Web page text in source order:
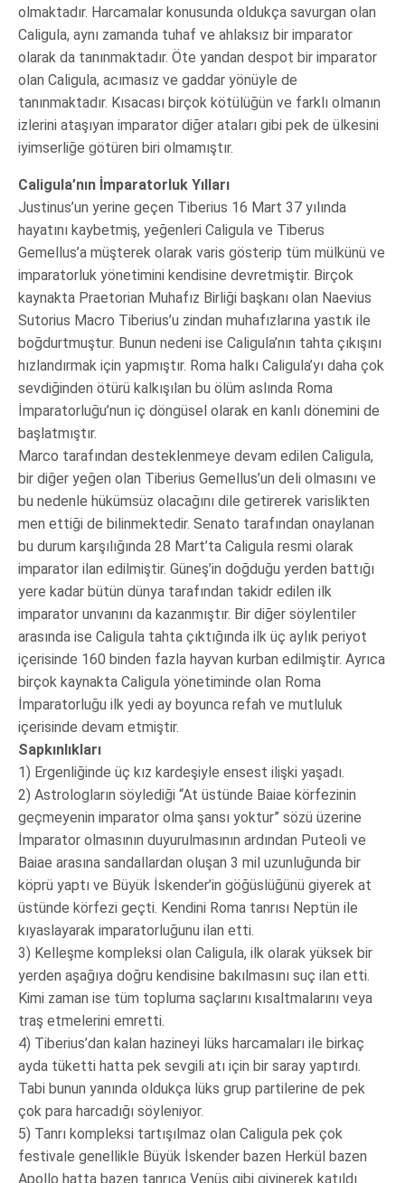
olmaktadır. Harcamalar konusunda oldukça savurgan olan
Caligula, aynı zamanda tuhaf ve ahlaksız bir imparator
olarak da tanınmaktadır. Öte yandan despot bir imparator
olan Caligula, acımasız ve gaddar yönüyle de
tanınmaktadır. Kısacası birçok kötülüğün ve farklı olmanın
izlerini ataşıyan imparator diğer ataları gibi pek de ülkesini
iyimserliğe götüren biri olmamıştır.
Caligula’nın İmparatorluk Yılları
Justinus’un yerine geçen Tiberius 16 Mart 37 yılında
hayatını kaybetmiş, yeğenleri Caligula ve Tiberus
Gemellus’a müşterek olarak varis gösterip tüm mülkünü ve
imparatorluk yönetimini kendisine devretmiştir. Birçok
kaynakta Praetorian Muhafız Birliği başkanı olan Naevius
Sutorius Macro Tiberius’u zindan muhafızlarına yastık ile
boğdurtmuştur. Bunun nedeni ise Caligula’nın tahta çıkışını
hızlandırmak için yapmıştır. Roma halkı Caligula’yı daha çok
sevdiğinden ötürü kalkışılan bu ölüm aslında Roma
İmparatorluğu’nun iç döngüsel olarak en kanlı dönemini de
başlatmıştır.
Marco tarafından desteklenmeye devam edilen Caligula,
bir diğer yeğen olan Tiberius Gemellus’un deli olmasını ve
bu nedenle hükümsüz olacağını dile getirerek varislikten
men ettiği de bilinmektedir. Senato tarafından onaylanan
bu durum karşılığında 28 Mart’ta Caligula resmi olarak
imparator ilan edilmiştir. Güneş’in doğduğu yerden battığı
yere kadar bütün dünya tarafından takidr edilen ilk
imparator unvanını da kazanmıştır. Bir diğer söylentiler
arasında ise Caligula tahta çıktığında ilk üç aylık periyot
içerisinde 160 binden fazla hayvan kurban edilmiştir. Ayrıca
birçok kaynakta Caligula yönetiminde olan Roma
İmparatorluğu ilk yedi ay boyunca refah ve mutluluk
içerisinde devam etmiştir.
Sapkınlıkları
1) Ergenliğinde üç kız kardeşiyle ensest ilişki yaşadı.
2) Astrologların söylediği “At üstünde Baiae körfezinin
geçmeyenin imparator olma şansı yoktur” sözü üzerine
İmparator olmasının duyurulmasının ardından Puteoli ve
Baiae arasına sandallardan oluşan 3 mil uzunluğunda bir
köprü yaptı ve Büyük İskender’in göğüslüğünü giyerek at
üstünde körfezi geçti. Kendini Roma tanrısı Neptün ile
kıyaslayarak imparatorluğunu ilan etti.
3) Kelleşme kompleksi olan Caligula, ilk olarak yüksek bir
yerden aşağıya doğru kendisine bakılmasını suç ilan etti.
Kimi zaman ise tüm topluma saçlarını kısaltmalarını veya
traş etmelerini emretti.
4) Tiberius’dan kalan hazineyi lüks harcamaları ile birkaç
ayda tüketti hatta pek sevgili atı için bir saray yaptırdı.
Tabi bunun yanında oldukça lüks grup partilerine de pek
çok para harcadığı söyleniyor.
5) Tanrı kompleksi tartışılmaz olan Caligula pek çok
festivale genellikle Büyük İskender bazen Herkül bazen
Apollo hatta bazen tanrıça Venüs gibi giyinerek katıldı.